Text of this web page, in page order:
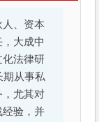
人、资本
大成中
化法律研
期从事私
，尤其对
经验，并